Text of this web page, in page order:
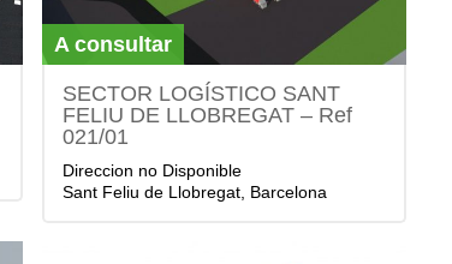
A consultar
SECTOR LOGÍSTICO SANT
FELIU DE LLOBREGAT – Ref
021/01
Direccion no Disponible
Sant Feliu de Llobregat, Barcelona